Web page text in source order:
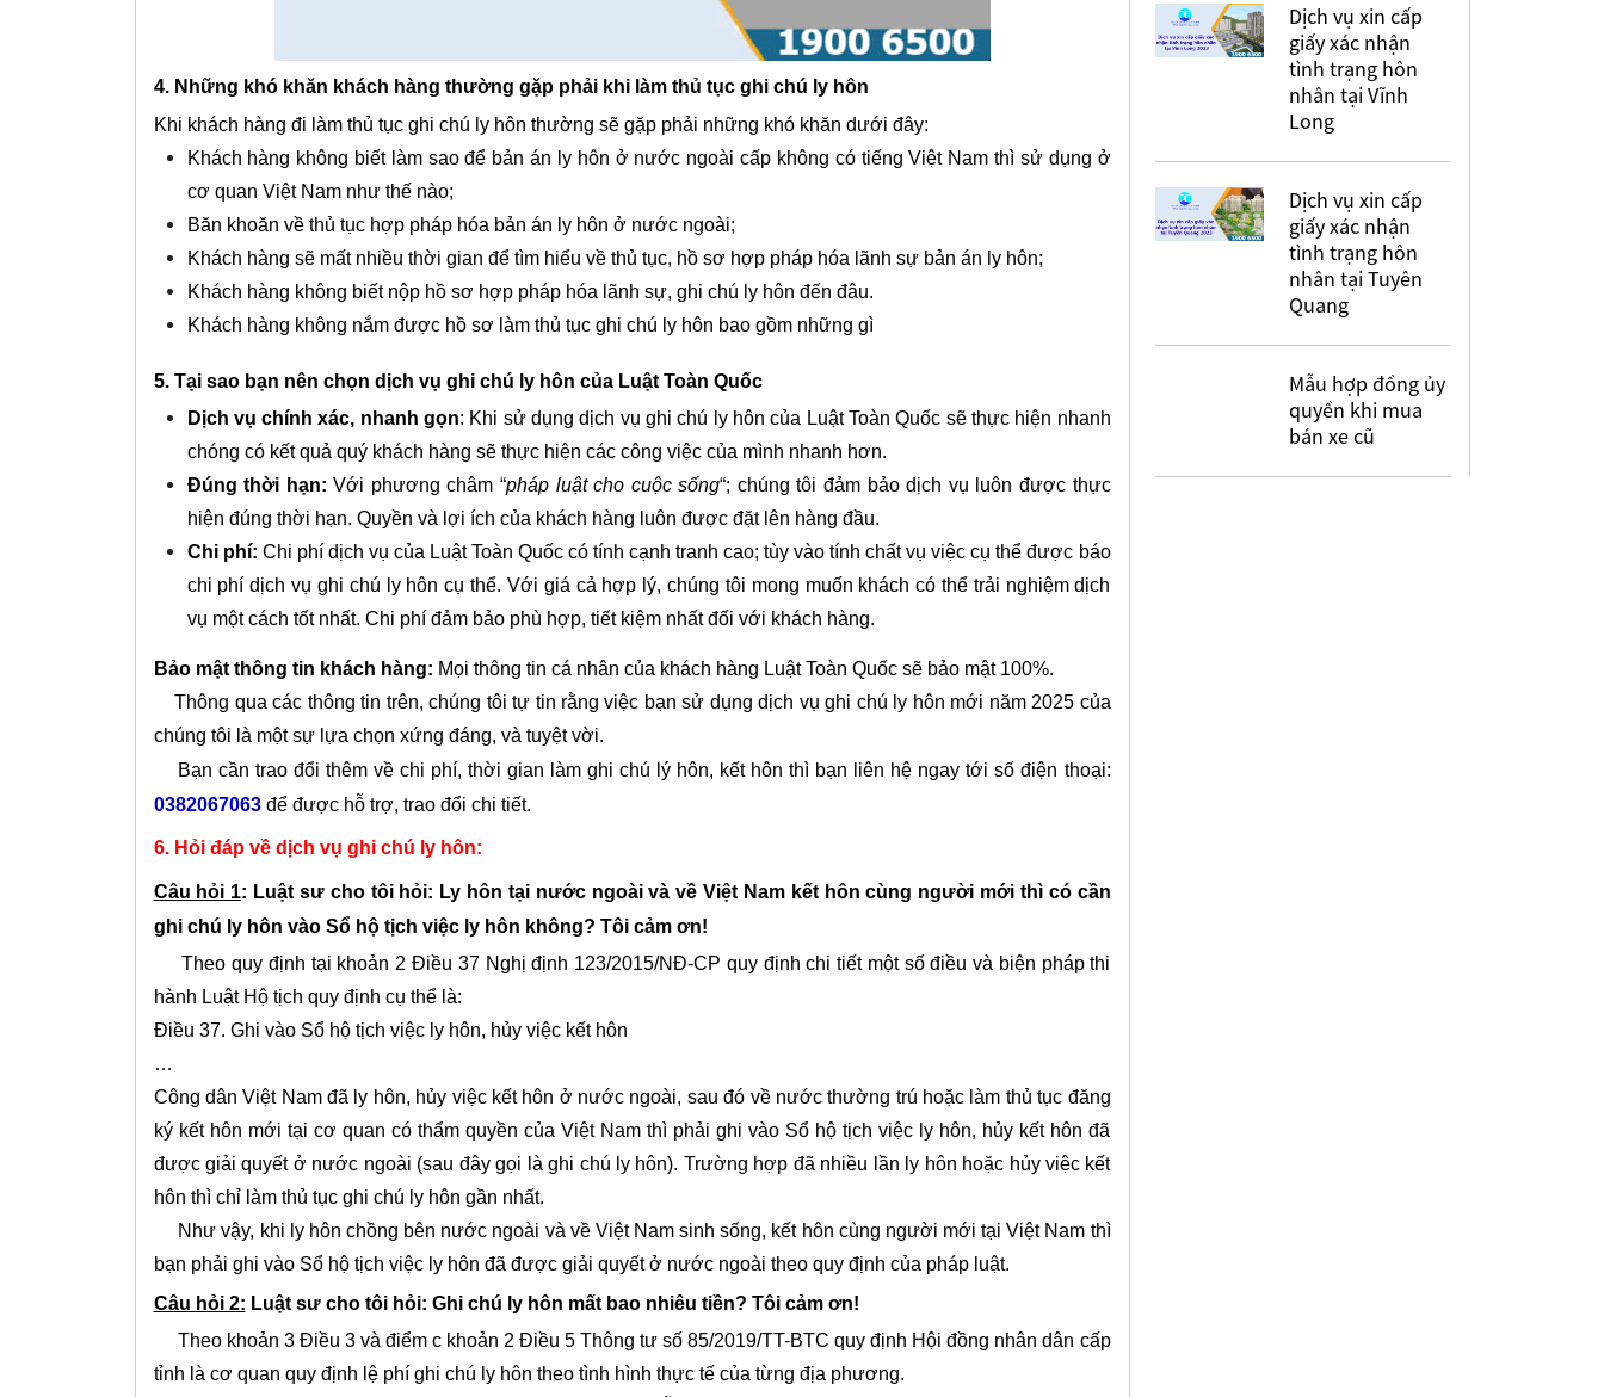
4. Những khó khăn khách hàng thường gặp phải khi làm thủ tục ghi chú ly hôn
Khi khách hàng đi làm thủ tục ghi chú ly hôn thường sẽ gặp phải những khó khăn dưới đây:
Khách hàng không biết làm sao để bản án ly hôn ở nước ngoài cấp không có tiếng Việt Nam thì sử dụng ở
cơ quan Việt Nam như thế nào;
Băn khoăn về thủ tục hợp pháp hóa bản án ly hôn ở nước ngoài;
Khách hàng sẽ mất nhiều thời gian để tìm hiểu về thủ tục, hồ sơ hợp pháp hóa lãnh sự bản án ly hôn;
Khách hàng không biết nộp hồ sơ hợp pháp hóa lãnh sự, ghi chú ly hôn đến đâu.
Khách hàng không nắm được hồ sơ làm thủ tục ghi chú ly hôn bao gồm những gì
5. Tại sao bạn nên chọn dịch vụ ghi chú ly hôn của Luật Toàn Quốc
Dịch vụ chính xác, nhanh gọn: Khi sử dụng dịch vụ ghi chú ly hôn của Luật Toàn Quốc sẽ thực hiện nhanh
chóng có kết quả quý khách hàng sẽ thực hiện các công việc của mình nhanh hơn.
Đúng thời hạn: Với phương châm “pháp luật cho cuộc sống“; chúng tôi đảm bảo dịch vụ luôn được thực
hiện đúng thời hạn. Quyền và lợi ích của khách hàng luôn được đặt lên hàng đầu.
Chi phí: Chi phí dịch vụ của Luật Toàn Quốc có tính cạnh tranh cao; tùy vào tính chất vụ việc cụ thể được báo
chi phí dịch vụ ghi chú ly hôn cụ thể. Với giá cả hợp lý, chúng tôi mong muốn khách có thể trải nghiệm dịch
vụ một cách tốt nhất. Chi phí đảm bảo phù hợp, tiết kiệm nhất đối với khách hàng.
Bảo mật thông tin khách hàng: Mọi thông tin cá nhân của khách hàng Luật Toàn Quốc sẽ bảo mật 100%.
Thông qua các thông tin trên, chúng tôi tự tin rằng việc bạn sử dụng dịch vụ ghi chú ly hôn mới năm 2025 của
chúng tôi là một sự lựa chọn xứng đáng, và tuyệt vời.
Bạn cần trao đổi thêm về chi phí, thời gian làm ghi chú lý hôn, kết hôn thì bạn liên hệ ngay tới số điện thoại:
0382067063để được hỗ trợ, trao đổi chi tiết.
6. Hỏi đáp về dịch vụ ghi chú ly hôn:
Câu hỏi 1: Luật sư cho tôi hỏi: Ly hôn tại nước ngoài và về Việt Nam kết hôn cùng người mới thì có cần
ghi chú ly hôn vào Sổ hộ tịch việc ly hôn không? Tôi cảm ơn!
Theo quy định tại khoản 2 Điều 37 Nghị định 123/2015/NĐ-CP quy định chi tiết một số điều và biện pháp thi
hành Luật Hộ tịch quy định cụ thể là:
Điều 37. Ghi vào Sổ hộ tịch việc ly hôn, hủy việc kết hôn
…
Công dân Việt Nam đã ly hôn, hủy việc kết hôn ở nước ngoài, sau đó về nước thường trú hoặc làm thủ tục đăng
ký kết hôn mới tại cơ quan có thẩm quyền của Việt Nam thì phải ghi vào Sổ hộ tịch việc ly hôn, hủy kết hôn đã
được giải quyết ở nước ngoài (sau đây gọi là ghi chú ly hôn). Trường hợp đã nhiều lần ly hôn hoặc hủy việc kết
hôn thì chỉ làm thủ tục ghi chú ly hôn gần nhất.
Như vậy, khi ly hôn chồng bên nước ngoài và về Việt Nam sinh sống, kết hôn cùng người mới tại Việt Nam thì
bạn phải ghi vào Sổ hộ tịch việc ly hôn đã được giải quyết ở nước ngoài theo quy định của pháp luật.
Câu hỏi 2: Luật sư cho tôi hỏi: Ghi chú ly hôn mất bao nhiêu tiền? Tôi cảm ơn!
Theo khoản 3 Điều 3 và điểm c khoản 2 Điều 5 Thông tư số 85/2019/TT-BTC quy định Hội đồng nhân dân cấp
tỉnh là cơ quan quy định lệ phí ghi chú ly hôn theo tình hình thực tế của từng địa phương.
Dịch vụ xin cấp
giấy xác nhận
tình trạng hôn
nhân tại Vĩnh
Long
Dịch vụ xin cấp
giấy xác nhận
tình trạng hôn
nhân tại Tuyên
Quang
Mẫu hợp đồng ủy
quyền khi mua
bán xe cũ